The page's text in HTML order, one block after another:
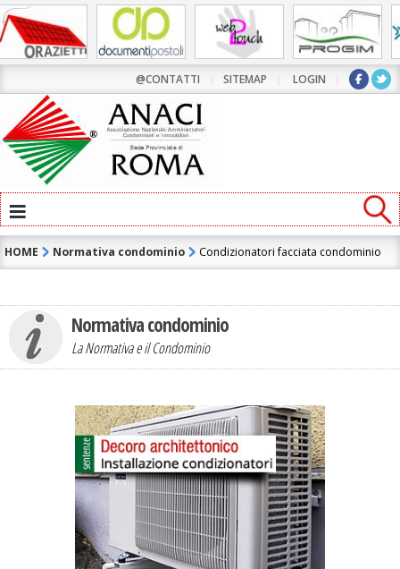
@CONTATTI SITEMAP LOGIN
≡
HOME Normativa condominio Condizionatori facciata condominio
Normativa condominio
La Normativa e il Condominio